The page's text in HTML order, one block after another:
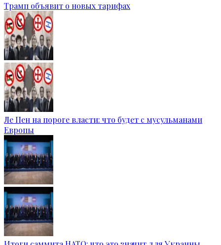
Трамп объявит о новых тарифах
Ле Пен на пороге власти: что будет с мусульманами
Европы